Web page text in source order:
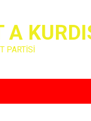
A
PARTİSİ